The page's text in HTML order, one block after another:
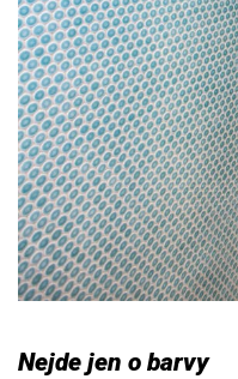
Nejde jen o barvy